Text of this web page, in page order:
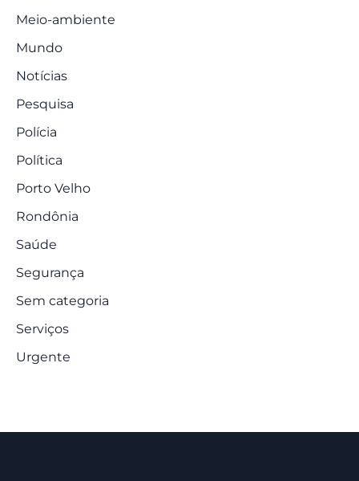
Meio-ambiente
Mundo
Notícias
Pesquisa
Polícia
Política
Porto Velho
Rondônia
Saúde
Segurança
Sem categoria
Serviços
Urgente